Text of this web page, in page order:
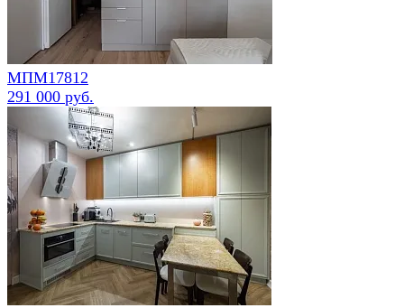
МПМ17812
291 000 руб.